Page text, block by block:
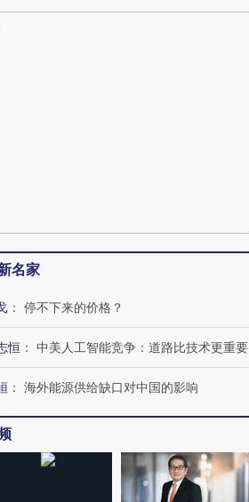
名家
： 停不下来的价格？
恒 ： 中美人工智能竞争：道路比技术更重要
： 海外能源供给缺口对中国的影响